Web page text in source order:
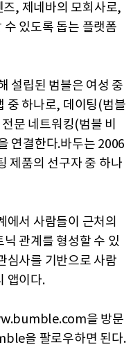
, 제네바의 모회사로,
있도록 돕는 플랫폼
설립된 범블은 여성 중
중 하나로, 데이팅(범블
문 네트워킹(범블 비
연결한다.바두는 2006
제품의 선구자 중 하나
에서 사람들이 근처의
관계를 형성할 수 있
심사를 기반으로 사람
앱이다.
을 방문
을 팔로우하면 된다.